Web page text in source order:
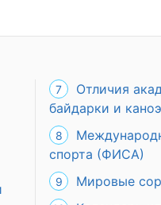
Отличия
байдарки и каноэ
спорта (ФИСА)
Мировые